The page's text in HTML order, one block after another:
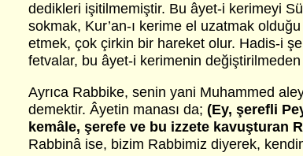
dedikleri işitilmemiştir. Bu âyet-i kerimeyi
sokmak, Kur’an-ı kerime el uzatmak
etmek, çok çirkin bir hareket olur. Hadis-i
fetvalar, bu âyet-i kerimenin değiştirilmeden
Ayrıca Rabbike, senin yani Muhammed
demektir. Âyetin manası da; (Ey, şerefli
kemâle, şerefe ve bu izzete kavuşturan
Rabbinâ ise, bizim Rabbimiz diyerek,